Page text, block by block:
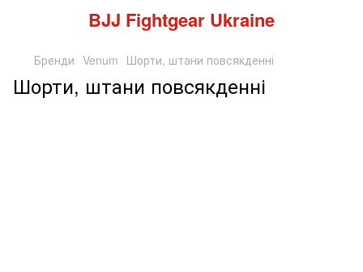
BJJ Fightgear Ukraine
Бренди Venum Шорти, штани повсякденні
Шорти, штани повсякденні